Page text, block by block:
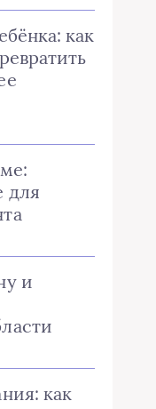
как
для
и
как